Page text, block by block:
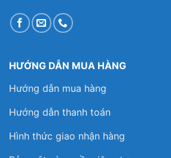
HƯỚNG DẪN MUA HÀNG
Hướng dẫn mua hàng
Hướng dẫn thanh toán
Hình thức giao nhận hàng